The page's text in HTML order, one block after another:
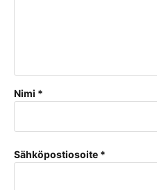
Nimi *
Sähköpostiosoite *